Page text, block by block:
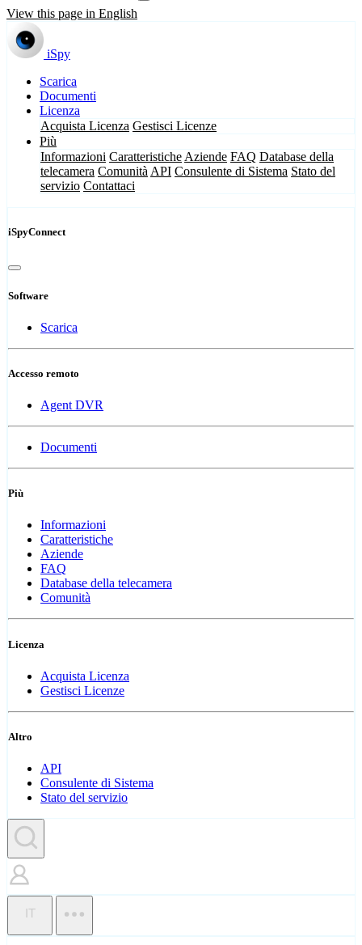
View this page in English
iSpy
Scarica
Documenti
Licenza
Acquista Licenza Gestisci Licenze
Più
Informazioni Caratteristiche Aziende FAQ Database della
telecamera Comunità API Consulente di Sistema Stato del
servizio Contattaci
iSpyConnect
Software
Scarica
Accesso remoto
Agent DVR
Documenti
Più
Informazioni
Caratteristiche
Aziende
FAQ
Database della telecamera
Comunità
Licenza
Acquista Licenza
Gestisci Licenze
Altro
API
Consulente di Sistema
Stato del servizio
IT